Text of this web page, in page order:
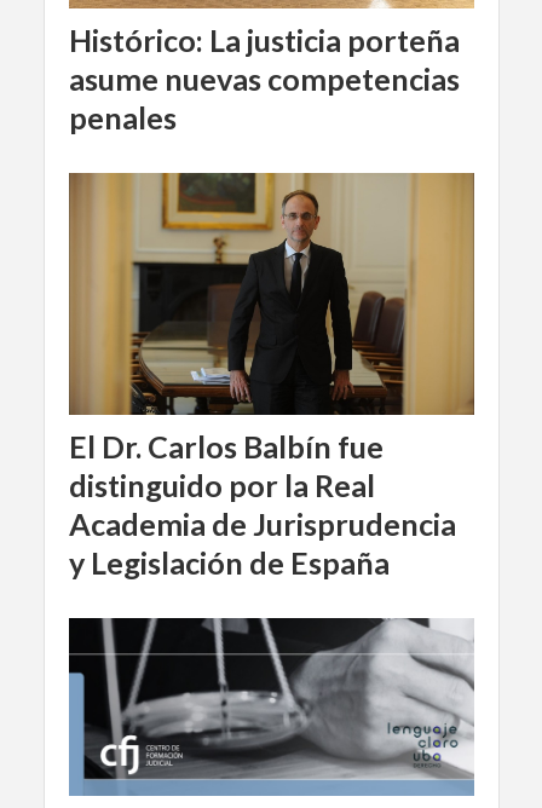
Histórico: La justicia porteña
asume nuevas competencias
penales
El Dr. Carlos Balbín fue
distinguido por la Real
Academia de Jurisprudencia
y Legislación de España